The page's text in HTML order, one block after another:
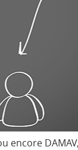
encore